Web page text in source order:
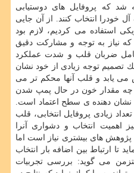
شد كه پروفایل های دوستیابی
خودرا انتخاب كنند. از آن جایی
استفاده می كردیم، لازم بود
كه نیاز به توجه و مشاركت دقیق
شامل ضربان قلب و شدت عملكرد
تصمیم توجه زیادی از خود نشان
می یابد و قلب آنها محكم تر می
چه مقدار خون در حال پمپ شدن
نشان دهنده ی سطح اعتماد است.
زیادی پروفایل انتخابی، قلب
انتخاب و دشواری آنرا
پژوهش های بیشتری نیاز است اما
تا ارتباط بین اضافه بار انتخاب
می گوید: بررسی تجربیات